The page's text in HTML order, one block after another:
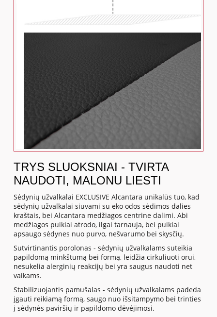
TRYS SLUOKSNIAI - TVIRTA
NAUDOTI, MALONU LIESTI
Sėdynių užvalkalai EXCLUSIVE Alcantara unikalūs tuo, kad
sėdynių užvalkalai siuvami su eko odos sėdimos dalies
kraštais, bei Alcantara medžiagos centrine dalimi. Abi
medžiagos puikiai atrodo, ilgai tarnauja, bei puikiai
apsaugo sėdynes nuo purvo, nešvarumo bei skysčių.
Sutvirtinantis porolonas - sėdynių užvalkalams suteikia
papildomą minkštumą bei formą, leidžia cirkuliuoti orui,
nesukelia alerginių reakcijų bei yra saugus naudoti net
vaikams.
Stabilizuojantis pamušalas - sėdynių užvalkalams padeda
įgauti reikiamą formą, saugo nuo išsitampymo bei trinties
į sėdynės paviršių ir papildomo dėvėjimosi.